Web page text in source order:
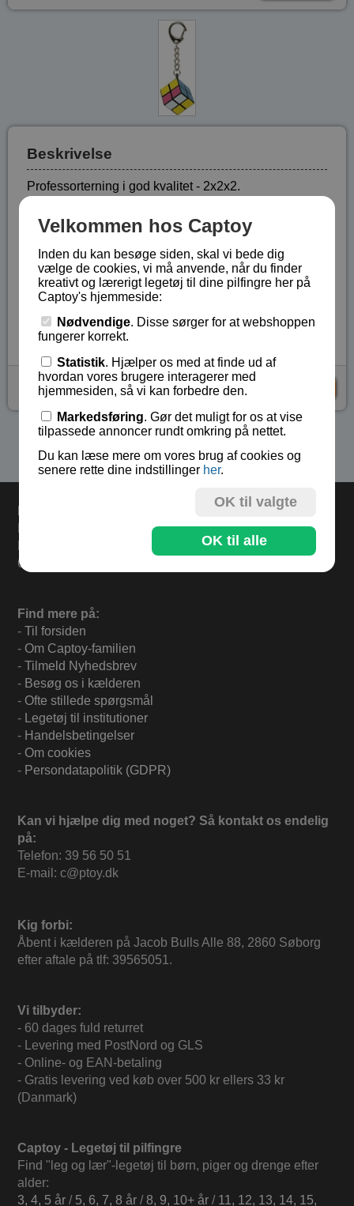
Beskrivelse
Professorterning i god kvalitet - 2x2x2.
Terningen har endvidere en kæde samt en
monteringsring.
Kan blandt andet bruges til nøgler.
Vare nr.:BA-0156
kr 39,-
Se flere produkter i kategorien Gaver under 75 kr
Bestil i dag og varerne sendes mandag.
Levering 33,- eller gratis ved køb over 500,-.
60 dages returret.
Find mere på:
- Til forsiden
- Om Captoy-familien
- Tilmeld Nyhedsbrev
- Besøg os i kælderen
- Ofte stillede spørgsmål
- Legetøj til institutioner
- Handelsbetingelser
- Om cookies
- Persondatapolitik (GDPR)
Kan vi hjælpe dig med noget? Så kontakt os endelig
på:
Telefon: 39 56 50 51
E-mail: c@ptoy.dk
Kig forbi:
Åbent i kælderen på Jacob Bulls Alle 88, 2860 Søborg
efter aftale på tlf: 39565051.
Vi tilbyder:
- 60 dages fuld returret
- Levering med PostNord og GLS
- Online- og EAN-betaling
- Gratis levering ved køb over 500 kr ellers 33 kr
(Danmark)
Captoy - Legetøj til pilfingre
Find "leg og lær"-legetøj til børn, piger og drenge efter
alder:
3, 4, 5 år / 5, 6, 7, 8 år /8, 9, 10+ år / 11, 12, 13, 14, 15,
Velkommen hos Captoy
Inden du kan besøge siden, skal vi bede dig
vælge de cookies, vi må anvende, når du finder
kreativt og lærerigt legetøj til dine pilfingre her på
Captoy's hjemmeside:
Nødvendige. Disse sørger for at webshoppen
fungerer korrekt.
Statistik. Hjælper os med at finde ud af
hvordan vores brugere interagerer med
hjemmesiden, så vi kan forbedre den.
Markedsføring. Gør det muligt for os at vise
tilpassede annoncer rundt omkring på nettet.
Du kan læse mere om vores brug af cookies og
senere rette dine indstillinger her.
OK til valgte
OK til alle